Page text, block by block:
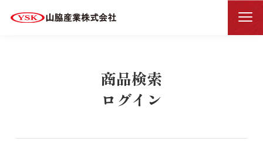
HOME 商品検索ログイン
商品検索
ログイン